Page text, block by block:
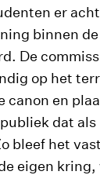
er
binnen
De
op het
canon en
dat
bleef het
eigen kring,